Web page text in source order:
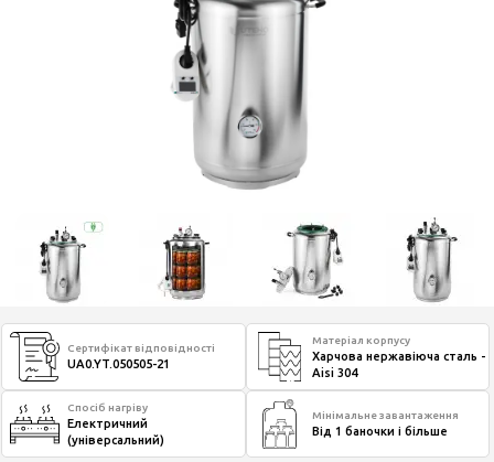
Сертифікат відповідності
UA0.YT.050505-21
Матеріал корпусу
Харчова нержавіюча сталь -
Aisi 304
Спосіб нагріву
Електричний
(універсальний)
Мінімальне завантаження
Від 1 баночки і більше